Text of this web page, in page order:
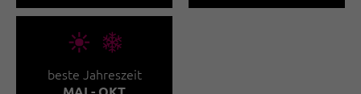
🞀🖈
beste Jahreszeit